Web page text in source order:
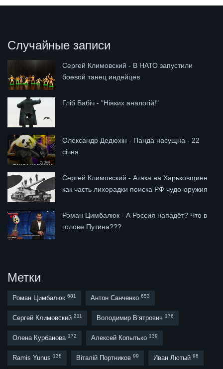
Случайные записи
Сергей Климовский - В НАТО запустили
боевой танец индейцев
Гліб Бабіч - "Ніяких аналогій!"
Олександр Дедюхін - Панда насущна - 22
січня
Сергей Климовский - Атака на Харьковщине
как часть лихорадки поиска РФ чудо-оружия
Роман Цимбалюк - А Россия нападёт? Что в
голове Путина???
Метки
Роман Цимбалюк 681 Антон Санченко 653
Сергей Климовский 211 Володимир В’ятрович 176
Олена Курбанова 172 Алексей Копытько 139
Ramis Yunus 138 Віталій Портников 99 Иван Лютый 98